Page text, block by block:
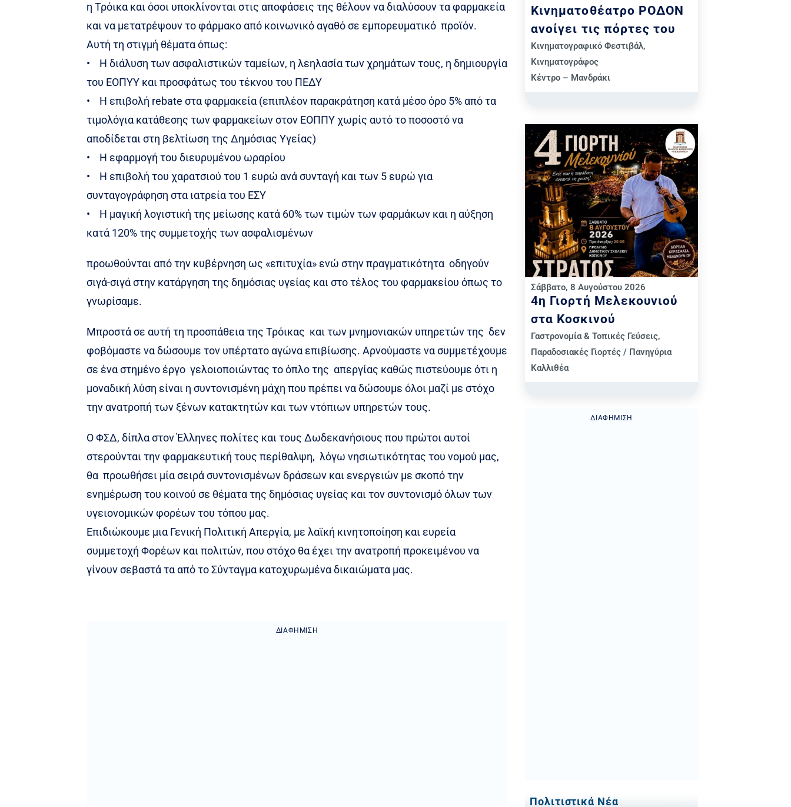
η Τρόικα και όσοι υποκλίνονται στις αποφάσεις της θέλουν να διαλύσουν τα φαρμακεία
και να μετατρέψουν το φάρμακο από κοινωνικό αγαθό σε εμπορευματικό προϊόν.
Αυτή τη στιγμή θέματα όπως:
• Η διάλυση των ασφαλιστικών ταμείων, η λεηλασία των χρημάτων τους, η δημιουργία
του ΕΟΠΥΥ και προσφάτως του τέκνου του ΠΕΔΥ
• Η επιβολή rebate στα φαρμακεία (επιπλέον παρακράτηση κατά μέσο όρο 5% από τα
τιμολόγια κατάθεσης των φαρμακείων στον ΕΟΠΠΥ χωρίς αυτό το ποσοστό να
αποδίδεται στη βελτίωση της Δημόσιας Υγείας)
• Η εφαρμογή του διευρυμένου ωραρίου
• Η επιβολή του χαρατσιού του 1 ευρώ ανά συνταγή και των 5 ευρώ για
συνταγογράφηση στα ιατρεία του ΕΣΥ
• Η μαγική λογιστική της μείωσης κατά 60% των τιμών των φαρμάκων και η αύξηση
κατά 120% της συμμετοχής των ασφαλισμένων
προωθούνται από την κυβέρνηση ως «επιτυχία» ενώ στην πραγματικότητα οδηγούν
σιγά-σιγά στην κατάργηση της δημόσιας υγείας και στο τέλος του φαρμακείου όπως το
γνωρίσαμε.
Μπροστά σε αυτή τη προσπάθεια της Τρόικας και των μνημονιακών υπηρετών της δεν
φοβόμαστε να δώσουμε τον υπέρτατο αγώνα επιβίωσης. Αρνούμαστε να συμμετέχουμε
σε ένα στημένο έργο γελοιοποιώντας το όπλο της απεργίας καθώς πιστεύουμε ότι η
μοναδική λύση είναι η συντονισμένη μάχη που πρέπει να δώσουμε όλοι μαζί με στόχο
την ανατροπή των ξένων κατακτητών και των ντόπιων υπηρετών τους.
Ο ΦΣΔ, δίπλα στον Έλληνες πολίτες και τους Δωδεκανήσιους που πρώτοι αυτοί
στερούνται την φαρμακευτική τους περίθαλψη, λόγω νησιωτικότητας του νομού μας,
θα προωθήσει μία σειρά συντονισμένων δράσεων και ενεργειών με σκοπό την
ενημέρωση του κοινού σε θέματα της δημόσιας υγείας και τον συντονισμό όλων των
υγειονομικών φορέων του τόπου μας.
Επιδιώκουμε μια Γενική Πολιτική Απεργία, με λαϊκή κινητοποίηση και ευρεία
συμμετοχή Φορέων και πολιτών, που στόχο θα έχει την ανατροπή προκειμένου να
γίνουν σεβαστά τα από το Σύνταγμα κατοχυρωμένα δικαιώματα μας.
ΔΙΑΦΉΜΙΣΗ
Κινηματοθέατρο ΡΟΔΟΝ
ανοίγει τις πόρτες του
Κινηματογραφικό Φεστιβάλ,
Κινηματογράφος
Κέντρο – Μανδράκι
Σάββατο, 8 Αυγούστου 2026
4η Γιορτή Μελεκουνιού
στα Κοσκινού
Γαστρονομία & Τοπικές Γεύσεις,
Παραδοσιακές Γιορτές / Πανηγύρια
Καλλιθέα
ΔΙΑΦΉΜΙΣΗ
Πολιτιστικά Νέα